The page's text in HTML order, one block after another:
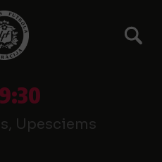
Upesciems